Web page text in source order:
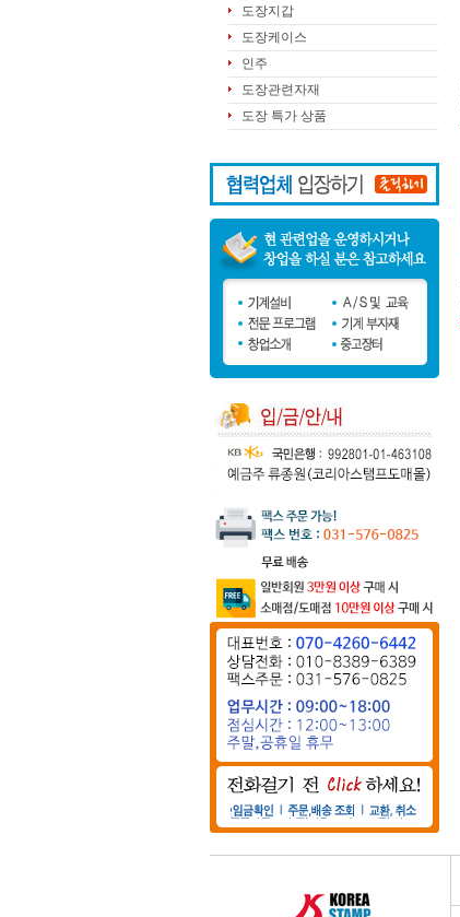
도장지갑
도장케이스
인주
도장관련자재
도장 특가 상품